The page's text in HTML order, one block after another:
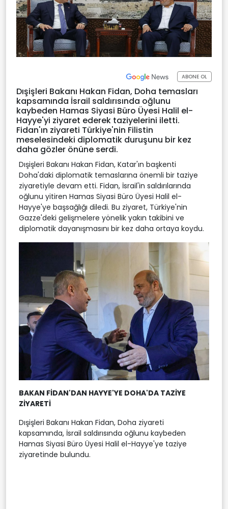
ABONE OL
Dışişleri Bakanı Hakan Fidan, Doha temasları
kapsamında İsrail saldırısında oğlunu
kaybeden Hamas Siyasi Büro Üyesi Halil el-
Hayye'yi ziyaret ederek taziyelerini iletti.
Fidan'ın ziyareti Türkiye'nin Filistin
meselesindeki diplomatik duruşunu bir kez
daha gözler önüne serdi.
Dışişleri Bakanı Hakan Fidan, Katar'ın başkenti
Doha'daki diplomatik temaslarına önemli bir taziye
ziyaretiyle devam etti. Fidan, İsrail'in saldırılarında
oğlunu yitiren Hamas Siyasi Büro Üyesi Halil el-
Hayye'ye başsağlığı diledi. Bu ziyaret, Türkiye'nin
Gazze'deki gelişmelere yönelik yakın takibini ve
diplomatik dayanışmasını bir kez daha ortaya koydu.
BAKAN FİDAN'DAN HAYYE'YE DOHA'DA TAZİYE
ZİYARETİ
Dışişleri Bakanı Hakan Fidan, Doha ziyareti
kapsamında, İsrail saldırısında oğlunu kaybeden
Hamas Siyasi Büro Üyesi Halil el-Hayye'ye taziye
ziyaretinde bulundu.